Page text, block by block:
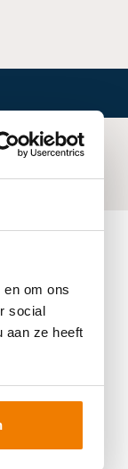
om ons
social
aan ze heeft